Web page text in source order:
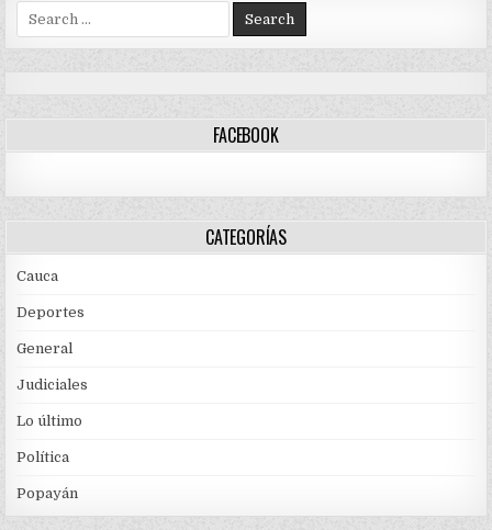
Search
for:
FACEBOOK
CATEGORÍAS
Cauca
Deportes
General
Judiciales
Lo último
Política
Popayán